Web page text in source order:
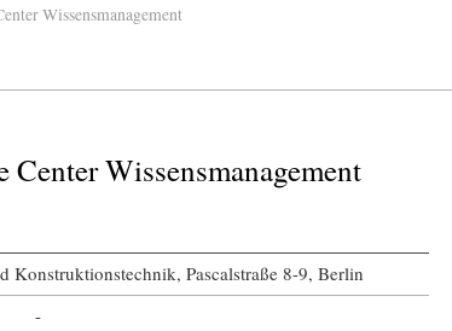
Wissensmanagement
Center Wissensmanagement
Konstruktionstechnik, Pascalstraße 8-9, Berlin
-